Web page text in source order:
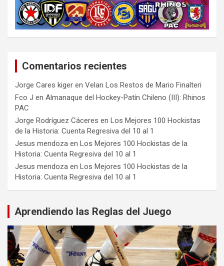
Comentarios recientes
Jorge Cares kiger en Velan Los Restos de Mario Finalteri
Fco J en Almanaque del Hockey-Patín Chileno (III): Rhinos
PAC
Jorge Rodríguez Cáceres en Los Mejores 100 Hockistas
de la Historia: Cuenta Regresiva del 10 al 1
Jesus mendoza en Los Mejores 100 Hockistas de la
Historia: Cuenta Regresiva del 10 al 1
Jesus mendoza en Los Mejores 100 Hockistas de la
Historia: Cuenta Regresiva del 10 al 1
Aprendiendo las Reglas del Juego